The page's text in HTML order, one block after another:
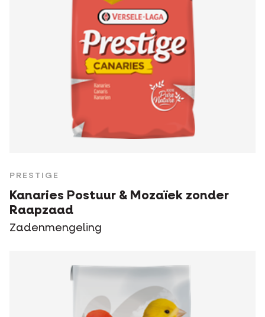
PRESTIGE
Kanaries Postuur & Mozaïek zonder
Raapzaad
Zadenmengeling